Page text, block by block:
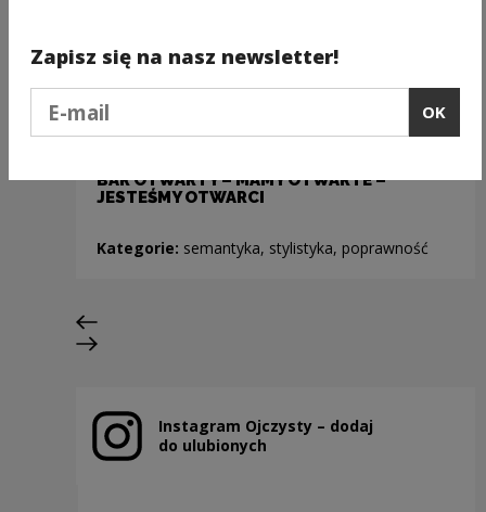
BAR OTWARTY – MAMY OTWARTE –
JESTEŚMY OTWARCI
Kategorie: semantyka, stylistyka, poprawność
Previous slide
Next slide
Instagram Ojczysty – dodaj
do ulubionych
Note, the link will open in a new window
Zapisz się na nasz newsletter!
OK